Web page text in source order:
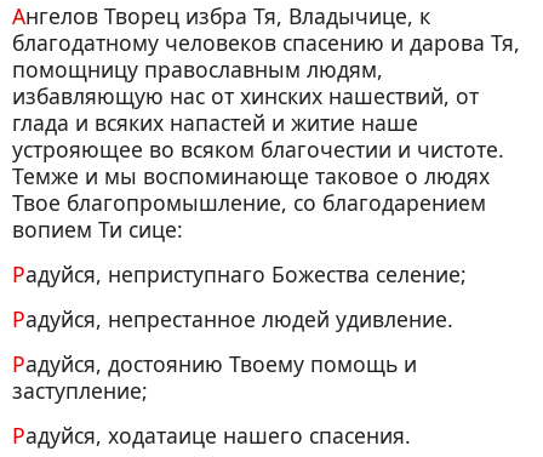
Ангелов Творец избра Тя, Владычице, к
благодатному человеков спасению и дарова Тя,
помощницу православным людям,
избавляющую нас от хинских нашествий, от
глада и всяких напастей и житие наше
устрояющее во всяком благочестии и чистоте.
Темже и мы воспоминающе таковое о людях
Твое благопромышление, со благодарением
вопием Ти сице:
Радуйся, неприступнаго Божества селение;
Радуйся, непрестанное людей удивление.
Радуйся, достоянию Твоему помощь и
заступление;
Радуйся, ходатаице нашего спасения.